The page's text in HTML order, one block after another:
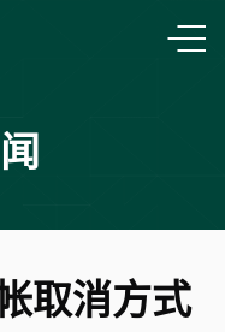
取消方式